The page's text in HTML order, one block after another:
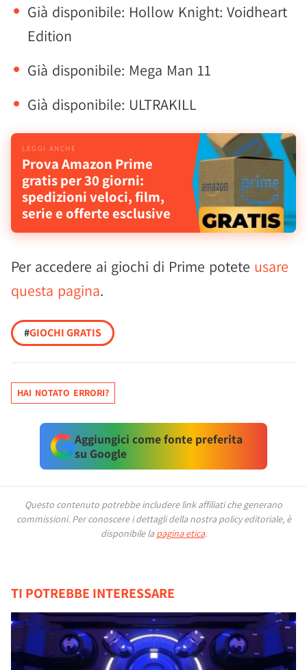
Già disponibile: Hollow Knight: Voidheart
Edition
Già disponibile: Mega Man 11
Già disponibile: ULTRAKILL
Prova Amazon Prime
gratis per 30 giorni:
spedizioni veloci, film,
serie e offerte esclusive
Per accedere ai giochi di Prime potete usare
questa pagina.
#GIOCHI GRATIS
HAI NOTATO ERRORI?
Aggiungici come fonte preferita
su Google
Questo contenuto potrebbe includere link affiliati che generano
commissioni. Per conoscere i dettagli della nostra policy editoriale, è
disponibile la pagina etica.
TI POTREBBE INTERESSARE